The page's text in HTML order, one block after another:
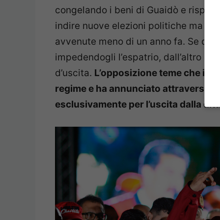
congelando i beni di Guaidò e
indire nuove elezioni politiche ma
avvenute meno di un anno fa. Se da
impedendogli l’espatrio, dall’altro
d’uscita. L’opposizione teme che
regime e ha annunciato attraverso
esclusivamente per l’uscita dalla